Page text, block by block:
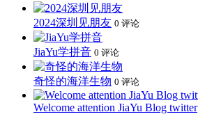
2024深圳见朋友 0 评论
JiaYu学拼音 0 评论
奇怪的海洋生物 0 评论
Welcome attention JiaYu Blog twitter